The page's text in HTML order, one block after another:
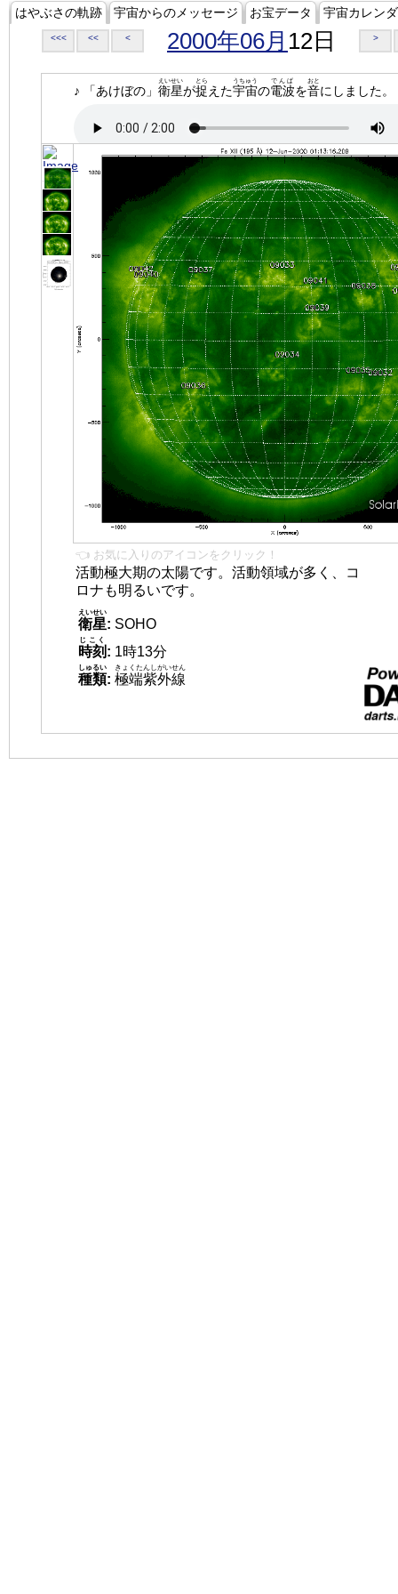
はやぶさの軌跡 宇宙からのメッセージ お宝データ 宇宙カレン
<<< << < 2000年06月 12日 >
♪ 「あけぼの」 衛星
えいせい
が捉
とら
えた宇宙
うちゅう
の電波
でんぱ
を音
おと
にしました。
👈 お気に入りのアイコンをクリック！
活動極大期の太陽です。活動領域が多く、コ
ロナも明るいです。
衛星
えいせい
: SOHO
時刻
じこく
: 1時13分
種類
しゅるい
: 極端紫外線
きょくたんしがいせん